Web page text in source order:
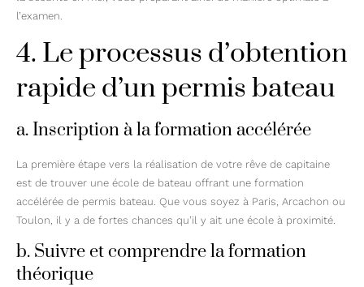
l’examen.
4. Le processus d’obtention
rapide d’un permis bateau
a. Inscription à la formation accélérée
La première étape vers la réalisation de votre rêve de capitaine
est de trouver une école de bateau offrant une formation
accélérée de permis bateau. Que vous soyez à Paris, Arcachon ou
Toulon, il y a de fortes chances qu’il y ait une école à proximité.
b. Suivre et comprendre la formation
théorique